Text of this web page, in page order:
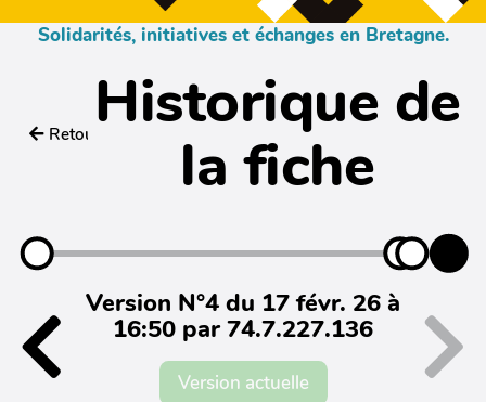
Solidarités, initiatives et échanges en Bretagne.
Retour Historique de
la fiche
Version N°4 du 17 févr. 26 à
16:50 par 74.7.227.136
Version actuelle